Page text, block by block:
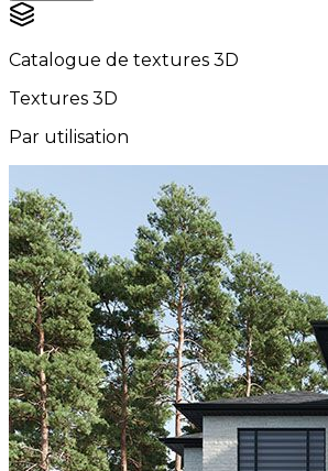
Catalogue de textures 3D
Textures 3D
Par utilisation